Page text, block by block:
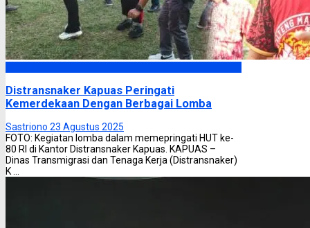
Distransnaker Kapuas Peringati
Kemerdekaan Dengan Berbagai Lomba
Sastriono 23 Agustus 2025
FOTO: Kegiatan lomba dalam memepringati HUT ke-
80 RI di Kantor Distransnaker Kapuas. KAPUAS –
Dinas Transmigrasi dan Tenaga Kerja (Distransnaker)
K ...